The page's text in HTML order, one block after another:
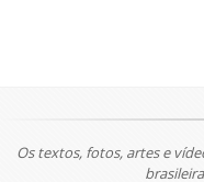
Os textos, fotos, artes e